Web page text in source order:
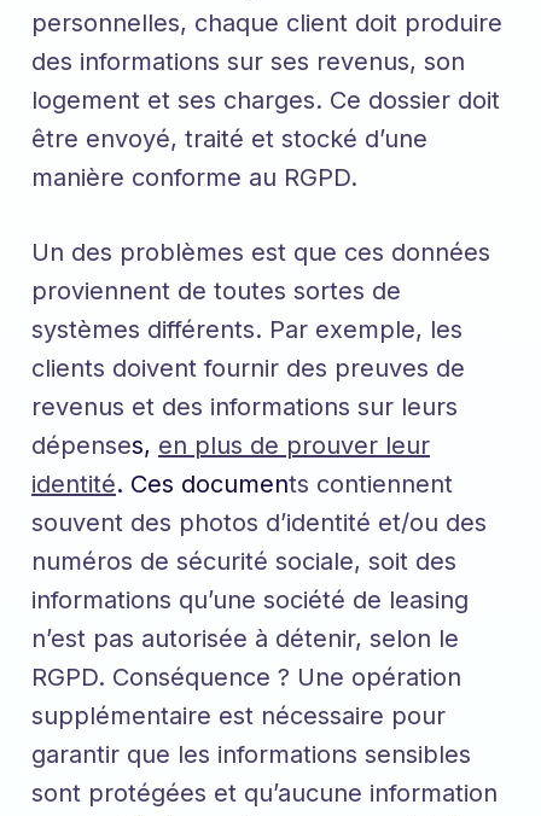
personnelles, chaque client doit produire
des informations sur ses revenus, son
logement et ses charges. Ce dossier doit
être envoyé, traité et stocké d’une
manière conforme au RGPD.
Un des problèmes est que ces données
proviennent de toutes sortes de
systèmes différents. Par exemple, les
clients doivent fournir des preuves de
revenus et des informations sur leurs
dépenses, en plus de prouver leur
identité. Ces documents contiennent
souvent des photos d’identité et/ou des
numéros de sécurité sociale, soit des
informations qu’une société de leasing
n’est pas autorisée à détenir, selon le
RGPD. Conséquence ? Une opération
supplémentaire est nécessaire pour
garantir que les informations sensibles
sont protégées et qu’aucune information